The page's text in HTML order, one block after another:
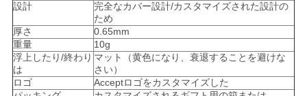
ニ
ュ
ー
設計
完全なカバー設計/カスタマイズされた設計の
ため
厚さ
0.65mm
重量
10g
浮上したり/終わり
は
マット（黄色になり、衰退することを避けな
さい）
ロゴ
Acceptロゴをカスタマイズした